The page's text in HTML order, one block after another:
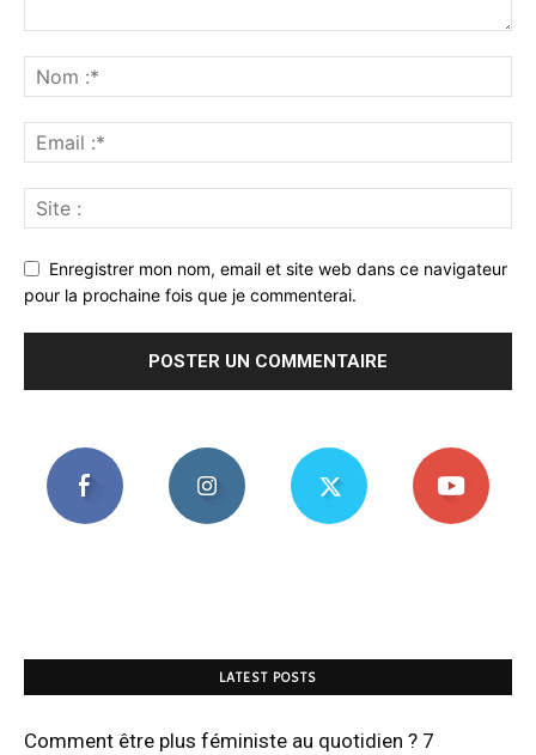
Enregistrer mon nom, email et site web dans ce navigateur
pour la prochaine fois que je commenterai.
LATEST POSTS
Comment être plus féministe au quotidien ? 7